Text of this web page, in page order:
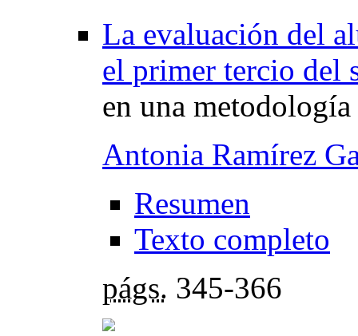
La evaluación del
el primer tercio del
en una
Antonia Ramírez
Resumen
Texto completo
págs. 345-366